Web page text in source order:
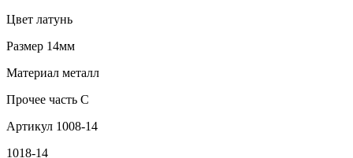
Цвет латунь
Размер 14мм
Материал металл
Прочее часть С
Артикул 1008-14
1018-14